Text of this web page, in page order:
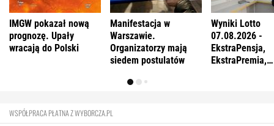
IMGW pokazał nową
prognozę. Upały
wracają do Polski
Manifestacja w
Warszawie.
Organizatorzy mają
siedem postulatów
Wyniki Lotto
07.08.2026 -
EkstraPensja,
EkstraPremia,
WSPÓŁPRACA PŁATNA Z WYBORCZA.PL